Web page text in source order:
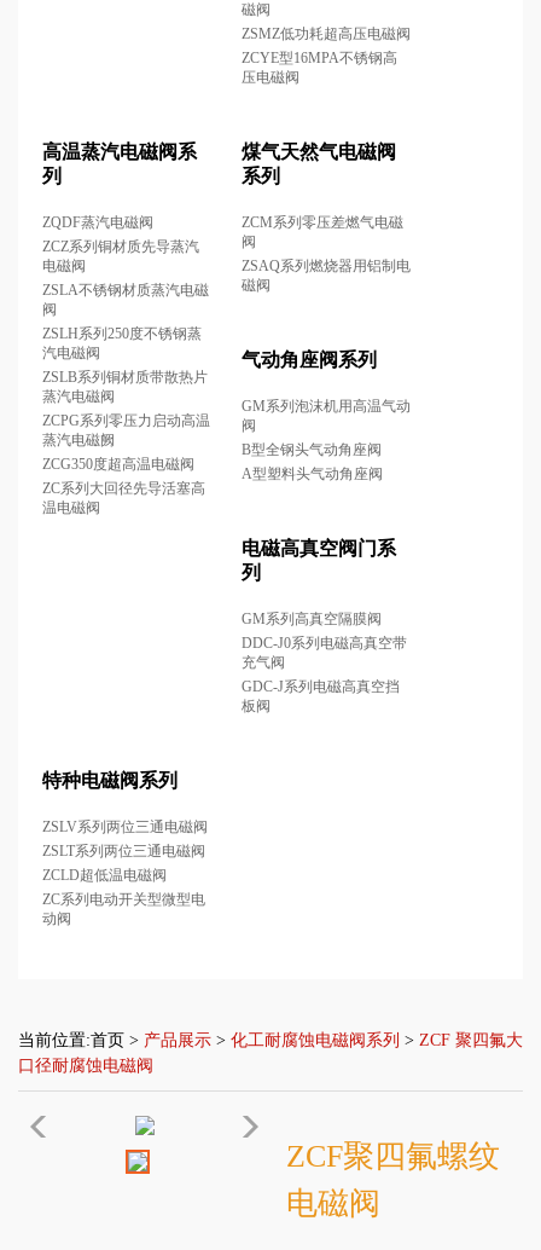
磁阀
ZSMZ低功耗超高压电磁阀
ZCYE型16MPA不锈钢高
压电磁阀
高温蒸汽电磁阀系
列
ZQDF蒸汽电磁阀
ZCZ系列铜材质先导蒸汽
电磁阀
ZSLA不锈钢材质蒸汽电磁
阀
ZSLH系列250度不锈钢蒸
汽电磁阀
ZSLB系列铜材质带散热片
蒸汽电磁阀
ZCPG系列零压力启动高温
蒸汽电磁阙
ZCG350度超高温电磁阀
ZC系列大回径先导活塞高
温电磁阀
煤气天然气电磁阀
系列
ZCM系列零压差燃气电磁
阀
ZSAQ系列燃烧器用铝制电
磁阀
气动角座阀系列
GM系列泡沫机用高温气动
阀
B型全钢头气动角座阀
A型塑料头气动角座阀
电磁高真空阀门系
列
GM系列高真空隔膜阀
DDC-J0系列电磁高真空带
充气阀
GDC-J系列电磁高真空挡
板阀
特种电磁阀系列
ZSLV系列两位三通电磁阀
ZSLT系列两位三通电磁阀
ZCLD超低温电磁阀
ZC系列电动开关型微型电
动阀
当前位置:首页 > 产品展示 > 化工耐腐蚀电磁阀系列 > ZCF 聚四氟大
口径耐腐蚀电磁阀
ZCF聚四氟螺纹
电磁阀